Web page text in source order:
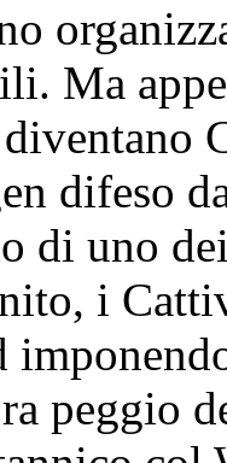
Ma
difeso
di uno
i
peggio